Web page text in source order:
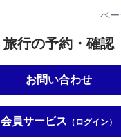
旅行の予約・確認
お問い合わせ
会員サービス （ログイン）